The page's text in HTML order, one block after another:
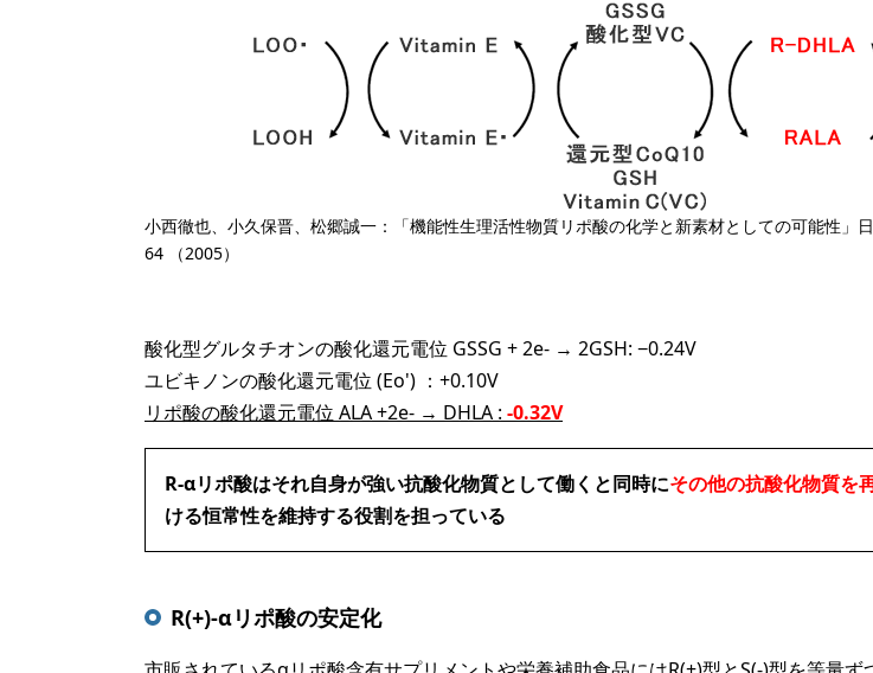
小西徹也、小久保晋、松郷誠一：「機能性生理活性物質リポ酸の化学と新素材としての可能性」
64 （2005）
酸化型グルタチオンの酸化還元電位 GSSG + 2e- → 2GSH: −0.24V
ユビキノンの酸化還元電位 (Eo') ：+0.10V
リポ酸の酸化還元電位 ALA +2e- → DHLA : -0.32V
R-αリポ酸はそれ自身が強い抗酸化物質として働くと同時にその他の抗酸化物質を
ける恒常性を維持する役割を担っている
R(+)-αリポ酸の安定化